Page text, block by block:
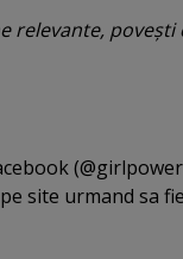
relevante,
site urmand sa